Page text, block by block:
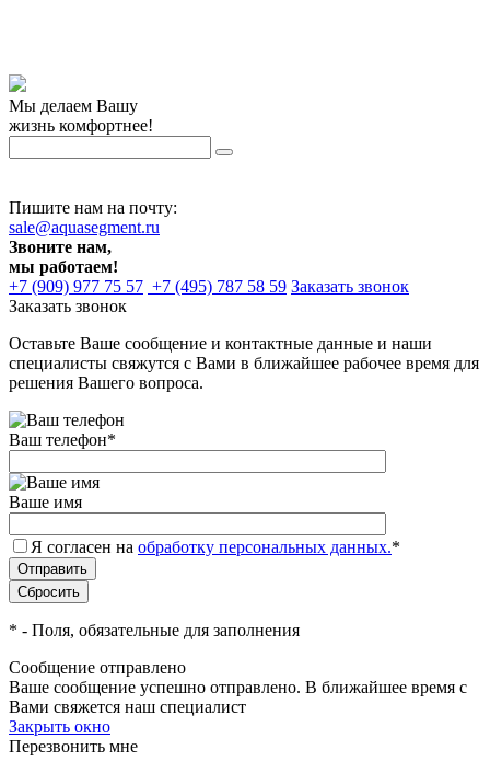
Мы делаем Вашу
жизнь комфортнее!
Пишите нам на почту:
sale@aquasegment.ru
Звоните нам,
мы работаем!
+7 (909) 977 75 57 +7 (495) 787 58 59 Заказать звонок
Заказать звонок
Оставьте Ваше сообщение и контактные данные и наши
специалисты свяжутся с Вами в ближайшее рабочее время для
решения Вашего вопроса.
Ваш телефон*
Ваше имя
Я согласен на обработку персональных данных.*
* - Поля, обязательные для заполнения
Сообщение отправлено
Ваше сообщение успешно отправлено. В ближайшее время с
Вами свяжется наш специалист
Закрыть окно
Перезвонить мне